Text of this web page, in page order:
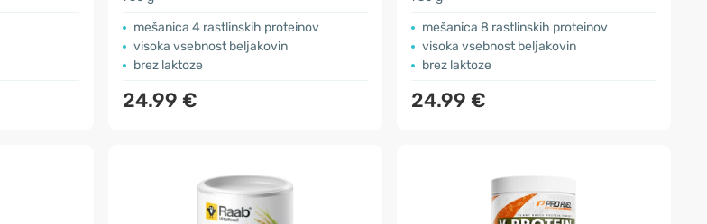
mešanica 4 rastlinskih proteinov
visoka vsebnost beljakovin
brez laktoze
24.99 €
mešanica 8 rastlinskih proteinov
visoka vsebnost beljakovin
brez laktoze
24.99 €